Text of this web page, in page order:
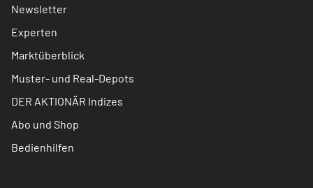
Newsletter
Experten
Marktüberblick
Muster- und Real-Depots
DER AKTIONÄR Indizes
Abo und Shop
Bedienhilfen